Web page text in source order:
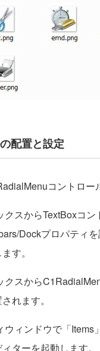
配置と設定
コントロー
スからTextBoxコン
Dockプロパティ
す。
スから
れます。
ィンドウで「Items
ターを起動します。